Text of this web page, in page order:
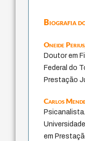
Biografia
Oneide
Doutor em
Federal do
Prestação
Carlos
em